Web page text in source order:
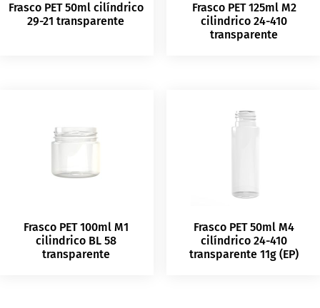
Frasco PET 50ml cilíndrico
29-21 transparente
Frasco PET 125ml M2
cilindrico 24-410
transparente
Frasco PET 100ml M1
cilindrico BL 58
transparente
Frasco PET 50ml M4
cilíndrico 24-410
transparente 11g (EP)